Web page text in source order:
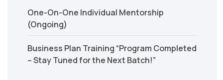
One-On-One Individual Mentorship
(Ongoing)
Business Plan Training “Program Completed
– Stay Tuned for the Next Batch!”